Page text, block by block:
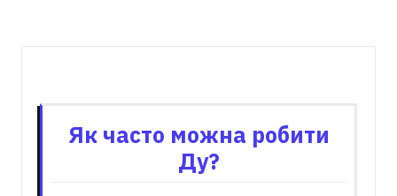
Як часто можна робити
Ду?